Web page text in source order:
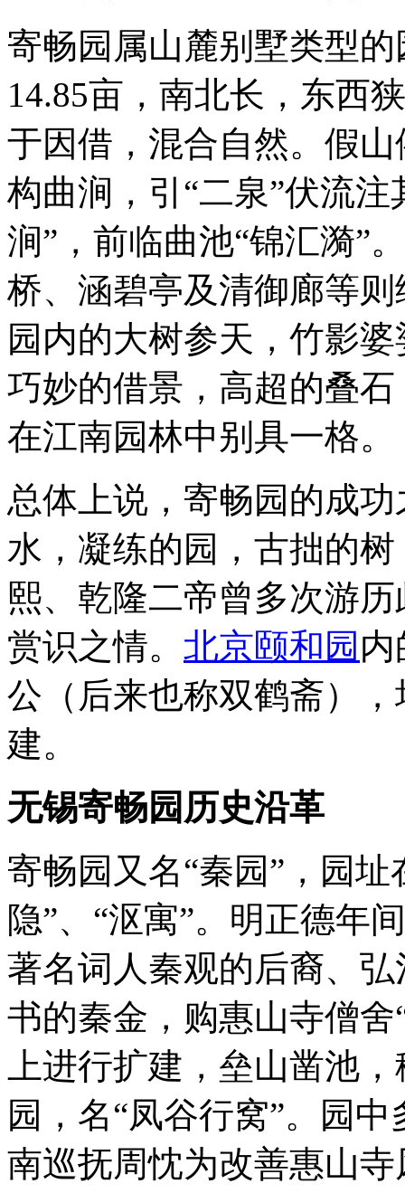
寄畅园属山麓别墅类型
14.85亩，南北长，东西
于因借，混合自然。假
构曲涧，引“二泉”伏流
涧”，前临曲池“锦汇漪”
桥、涵碧亭及清御廊等
园内的大树参天，竹影
巧妙的借景，高超的叠
在江南园林中别具一格。
总体上说，寄畅园的成
水，凝练的园，古拙的
熙、乾隆二帝曾多次游
赏识之情。 北京颐和园
公（后来也称双鹤斋）
建。
无锡寄畅园 历史沿革
寄畅园又名“秦园”，园
隐”、“沤寓”。明正德年
著名词人秦观的后裔、
书的秦金，购惠山寺僧
上进行扩建，垒山凿池
园，名“凤谷行窝”。园
南巡抚周忱为改善惠山